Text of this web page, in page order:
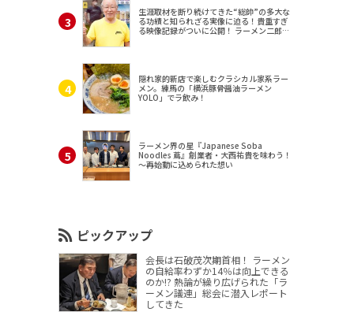
生涯取材を断り続けてきた“総帥”の多大な
る功績と知られざる実像に迫る！貴重すぎ
る映像記録がついに公開！ ラーメン二郎
隠れ家的新店で楽しむクラシカル家系ラー
メン。練馬の「横浜豚骨醤油ラーメン
YOLO」でラ飲み！
ラーメン界の星『Japanese Soba
Noodles 蔦』創業者・大西祐貴を味わう！
～再始動に込められた想い
ピックアップ
会長は石破茂次期首相！ ラーメン
の自給率わずか14％は向上できる
のか!? 熱論が繰り広げられた「ラ
ーメン議連」総会に潜入レポート
してきた